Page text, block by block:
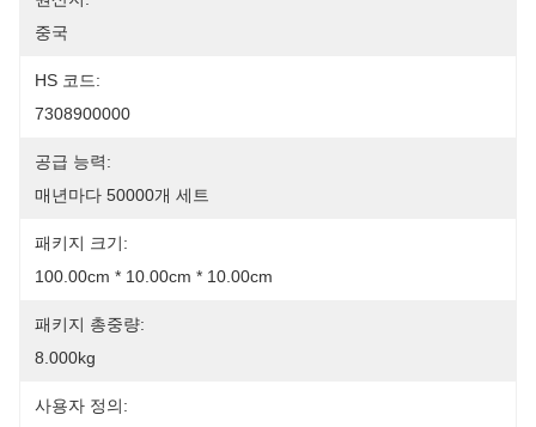
중국
HS 코드:
7308900000
공급 능력:
매년마다 50000개 세트
패키지 크기:
100.00cm * 10.00cm * 10.00cm
패키지 총중량:
8.000kg
사용자 정의: